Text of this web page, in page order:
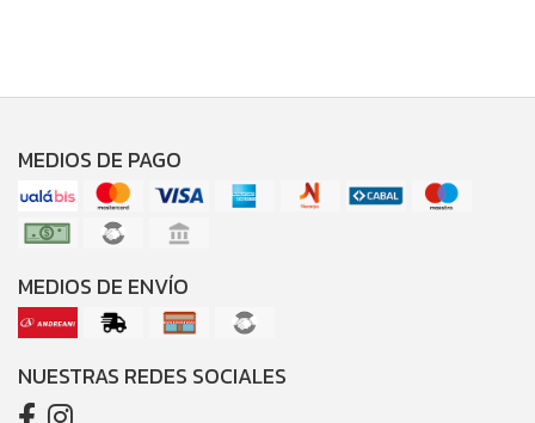
MEDIOS DE PAGO
MEDIOS DE ENVÍO
NUESTRAS REDES SOCIALES